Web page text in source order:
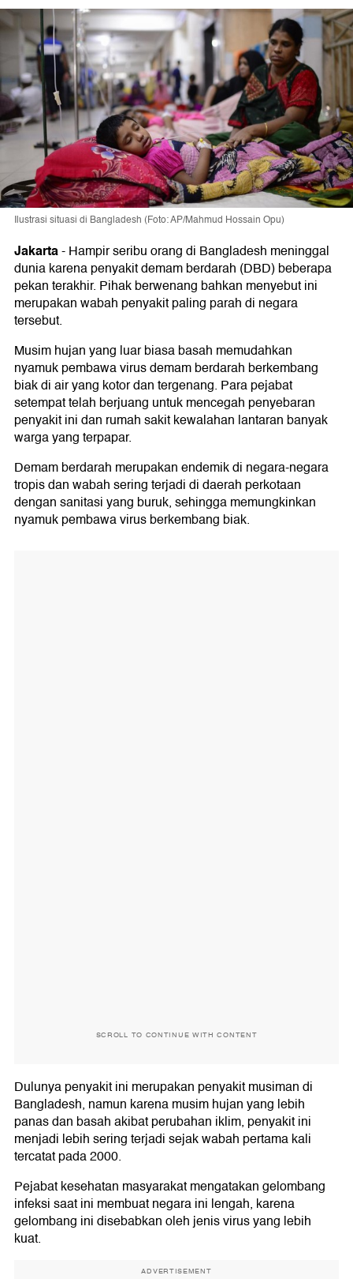
Ilustrasi situasi di Bangladesh (Foto: AP/Mahmud Hossain Opu)
Jakarta-Hampir seribu orang di Bangladesh meninggal
dunia karena penyakit demam berdarah (DBD) beberapa
pekan terakhir. Pihak berwenang bahkan menyebut ini
merupakan wabah penyakit paling parah di negara
tersebut.
Musim hujan yang luar biasa basah memudahkan
nyamuk pembawa virus demam berdarah berkembang
biak di air yang kotor dan tergenang. Para pejabat
setempat telah berjuang untuk mencegah penyebaran
penyakit ini dan rumah sakit kewalahan lantaran banyak
warga yang terpapar.
Demam berdarah merupakan endemik di negara-negara
tropis dan wabah sering terjadi di daerah perkotaan
dengan sanitasi yang buruk, sehingga memungkinkan
nyamuk pembawa virus berkembang biak.
SCROLL TO CONTINUE WITH CONTENT
Dulunya penyakit ini merupakan penyakit musiman di
Bangladesh, namun karena musim hujan yang lebih
panas dan basah akibat perubahan iklim, penyakit ini
menjadi lebih sering terjadi sejak wabah pertama kali
tercatat pada 2000.
Pejabat kesehatan masyarakat mengatakan gelombang
infeksi saat ini membuat negara ini lengah, karena
gelombang ini disebabkan oleh jenis virus yang lebih
kuat.
ADVERTISEMENT